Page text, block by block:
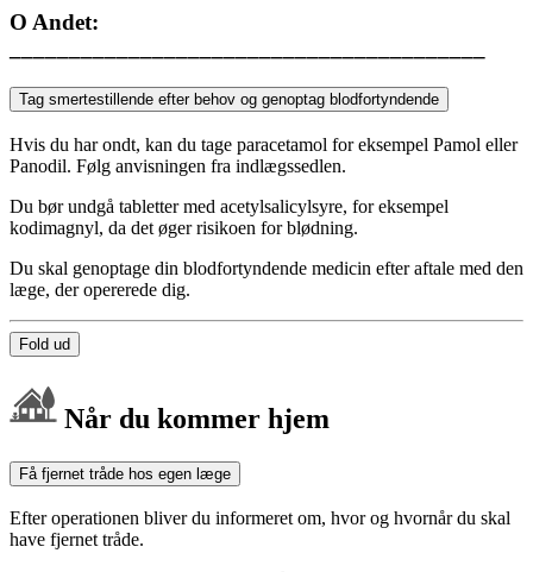
O Andet:
Tag smertestillende efter behov og genoptag blodfortyndende
Hvis du har ondt, kan du tage paracetamol for eksempel Pamol eller
Panodil. Følg anvisningen fra indlægssedlen.
Du bør undgå tabletter med acetylsalicylsyre, for eksempel
kodimagnyl, da det øger risikoen for blødning.
Du skal genoptage din blodfortyndende medicin efter aftale med den
læge, der opererede dig.
Fold ud
Når du kommer hjem
Få fjernet tråde hos egen læge
Efter operationen bliver du informeret om, hvor og hvornår du skal
have fjernet tråde.